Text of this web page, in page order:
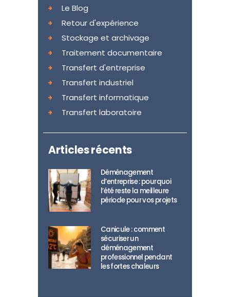
Le Blog
Retour d'expérience
Stockage et archivage
Traitement documentaire
Transfert d'entreprise
Transfert industriel
Transfert informatique
Transfert laboratoire
Articles récents
Déménagement
d’entreprise : pourquoi
l’été reste la meilleure
période pour vos projets
Canicule : comment
sécuriser un
déménagement
professionnel pendant
les fortes chaleurs